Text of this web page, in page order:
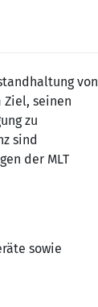
von
seinen
zu
sind
der MLT
sowie